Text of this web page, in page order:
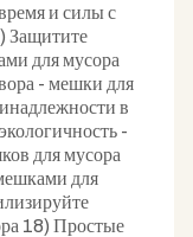
и силы с
Защитите
для мусора
- мешки для
в
-
для мусора
для
18) Простые